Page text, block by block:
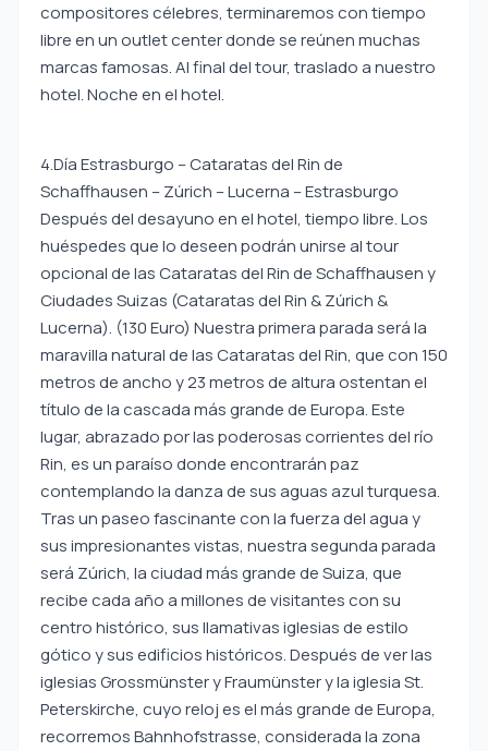
compositores célebres, terminaremos con tiempo
libre en un outlet center donde se reúnen muchas
marcas famosas. Al final del tour, traslado a nuestro
hotel. Noche en el hotel.
4.Día Estrasburgo – Cataratas del Rin de
Schaffhausen – Zúrich – Lucerna – Estrasburgo
Después del desayuno en el hotel, tiempo libre. Los
huéspedes que lo deseen podrán unirse al tour
opcional de las Cataratas del Rin de Schaffhausen y
Ciudades Suizas (Cataratas del Rin & Zúrich &
Lucerna). (130 Euro) Nuestra primera parada será la
maravilla natural de las Cataratas del Rin, que con 150
metros de ancho y 23 metros de altura ostentan el
título de la cascada más grande de Europa. Este
lugar, abrazado por las poderosas corrientes del río
Rin, es un paraíso donde encontrarán paz
contemplando la danza de sus aguas azul turquesa.
Tras un paseo fascinante con la fuerza del agua y
sus impresionantes vistas, nuestra segunda parada
será Zúrich, la ciudad más grande de Suiza, que
recibe cada año a millones de visitantes con su
centro histórico, sus llamativas iglesias de estilo
gótico y sus edificios históricos. Después de ver las
iglesias Grossmünster y Fraumünster y la iglesia St.
Peterskirche, cuyo reloj es el más grande de Europa,
recorremos Bahnhofstrasse, considerada la zona